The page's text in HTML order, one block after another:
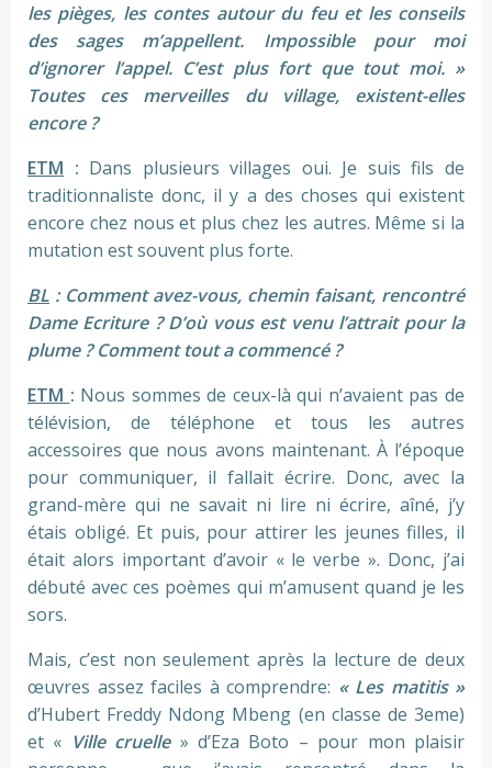
les pièges, les contes autour du feu et les conseils
des sages m’appellent. Impossible pour moi
d’ignorer l’appel. C’est plus fort que tout moi. »
Toutes ces merveilles du village, existent-elles
encore ?
ETM : Dans plusieurs villages oui. Je suis fils de
traditionnaliste donc, il y a des choses qui existent
encore chez nous et plus chez les autres. Même si la
mutation est souvent plus forte.
BL : Comment avez-vous, chemin faisant, rencontré
Dame Ecriture ? D’où vous est venu l’attrait pour la
plume ? Comment tout a commencé ?
ETM : Nous sommes de ceux-là qui n’avaient pas de
télévision, de téléphone et tous les autres
accessoires que nous avons maintenant. À l’époque
pour communiquer, il fallait écrire. Donc, avec la
grand-mère qui ne savait ni lire ni écrire, aîné, j’y
étais obligé. Et puis, pour attirer les jeunes filles, il
était alors important d’avoir « le verbe ». Donc, j’ai
débuté avec ces poèmes qui m’amusent quand je les
sors.
Mais, c’est non seulement après la lecture de deux
œuvres assez faciles à comprendre: « Les matitis »
d’Hubert Freddy Ndong Mbeng (en classe de 3eme)
et « Ville cruelle» d’Eza Boto – pour mon plaisir